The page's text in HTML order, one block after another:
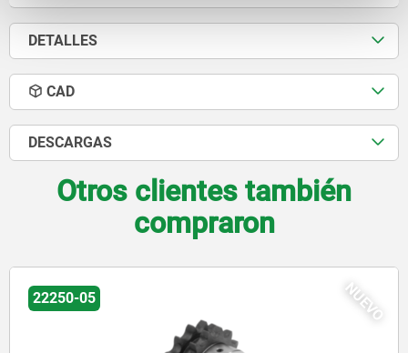
DETALLES
CAD
DESCARGAS
Otros clientes también
compraron
22250-05